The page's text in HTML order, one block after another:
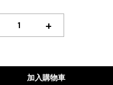
+
加入購物車